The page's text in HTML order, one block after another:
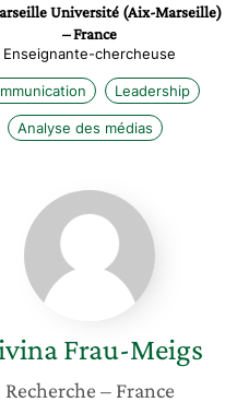
Université (Aix-Marseille)
– France
Enseignante-chercheuse
Leadership
Analyse des médias
Divina
Frau-
Meigs
Frau-Meigs
Recherche – France